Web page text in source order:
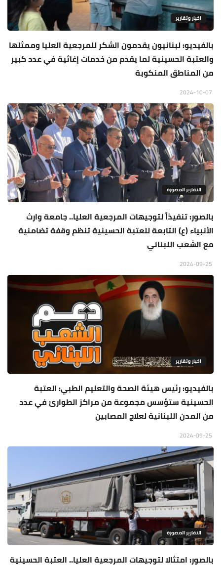
اخبار وتقارير
بالفيديو: لبنانيون يقدمون الشكر للمرجعية العليا وممثلها
والعتبة الحسينية لما يقدم من خدمات إغاثية في عدد كبير
من المناطق المنكوبة
التقارير المصورة
بالصور: تنفيذاً لتوجيهات المرجعية العليا.. جامعة وارث
الأنبياء (ع) التابعة للعتبة الحسينية تنظم وقفة تضامنية
مع الشعب اللبناني
اخبار وتقارير
بالفيديو: رئيس هيئة الصحة والتعليم الطبي: العتبة
الحسينية ستؤسس مجموعة من مراكز الطوارئ في عدد
من المدن اللبنانية لعلاج المصابين
التقارير المصورة
بالصور: امتثالا لتوجيهات المرجعية العليا.. العتبة الحسينية